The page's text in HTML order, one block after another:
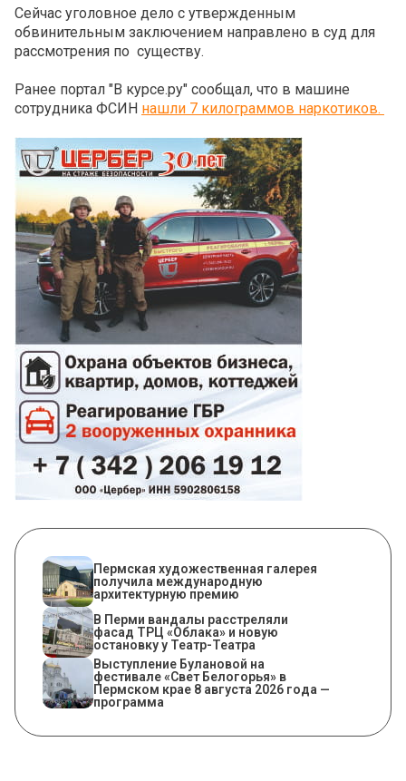
Сейчас уголовное дело с утвержденным
обвинительным заключением направлено в суд для
рассмотрения по существу.
Ранее портал "В курсе.ру" сообщал, что в машине
сотрудника ФСИН нашли 7 килограммов наркотиков.
Пермская художественная галерея
получила международную
архитектурную премию
В Перми вандалы расстреляли
фасад ТРЦ «Облака» и новую
остановку у Театр-Театра
Выступление Булановой на
фестивале «Свет Белогорья» в
Пермском крае 8 августа 2026 года —
программа